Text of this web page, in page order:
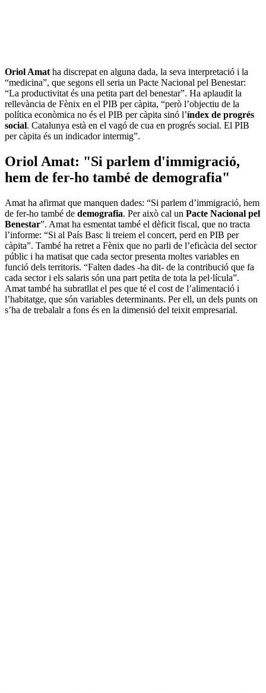
Oriol Amatha discrepat en alguna dada, la seva interpretació i la
“medicina”, que segons ell seria un Pacte Nacional pel Benestar:
“La productivitat és una petita part del benestar”. Ha aplaudit la
rellevància de Fènix en el PIB per càpita, “però l’objectiu de la
política econòmica no és el PIB per càpita sinó l’índex de progrés
social. Catalunya està en el vagó de cua en progrés social. El PIB
per càpita és un indicador intermig”.
Oriol Amat: "Si parlem d'immigració,
hem de fer-ho també de demografia"
Amat ha afirmat que manquen dades: “Si parlem d’immigració, hem
de fer-ho també de demografia. Per això cal un Pacte Nacional pel
Benestar”. Amat ha esmentat també el dèficit fiscal, que no tracta
l’informe: “Si al País Basc li treiem el concert, perd en PIB per
càpita”. També ha retret a Fènix que no parli de l’eficàcia del sector
públic i ha matisat que cada sector presenta moltes variables en
funció dels territoris. “Falten dades -ha dit- de la contribució que fa
cada sector i els salaris són una part petita de tota la pel·lícula”.
Amat també ha subratllat el pes que té el cost de l’alimentació i
l’habitatge, que són variables determinants. Per ell, un dels punts on
s’ha de trebalalr a fons és en la dimensió del teixit empresarial.